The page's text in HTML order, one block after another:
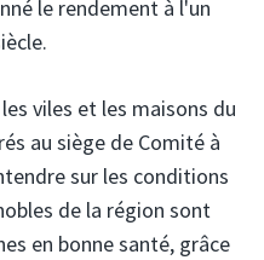
le rendement à l'un
viles et les maisons du
au siège de Comité à
sur les conditions
de la région sont
en bonne santé, grâce